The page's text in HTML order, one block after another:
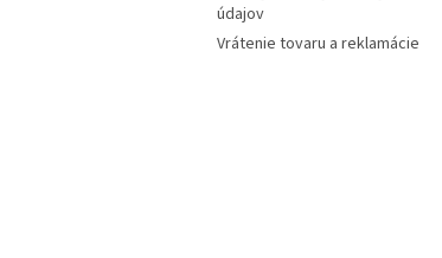
údajov
Vrátenie tovaru a reklamácie